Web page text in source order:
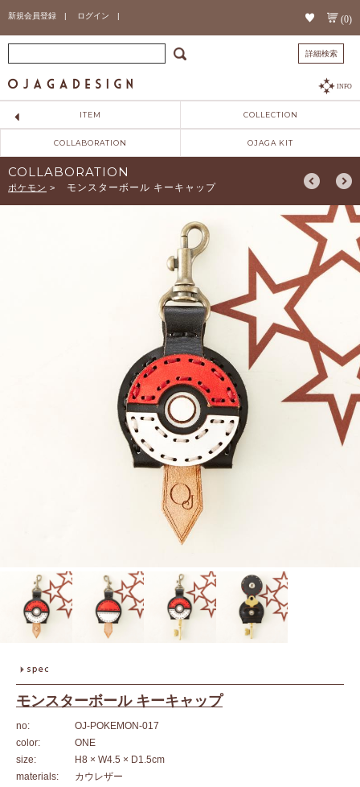
新規会員登録 | ログイン | (0)
詳細検索
INFO
ITEM COLLECTION
COLLABORATION OJAGA KIT
COLLABORATION
ポケモン > モンスターボール キーキャップ
モンスターボール キーキャップ
no:
OJ-POKEMON-017
color:
ONE
size:
H8 × W4.5 × D1.5cm
materials:
カウレザー